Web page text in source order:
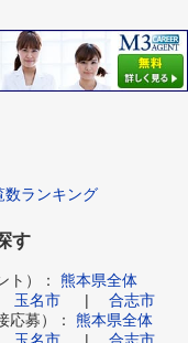
数ランキング
す
ト）： 熊本県全体
玉名市 | 合志市
応募）： 熊本県全体
玉名市 | 合志市